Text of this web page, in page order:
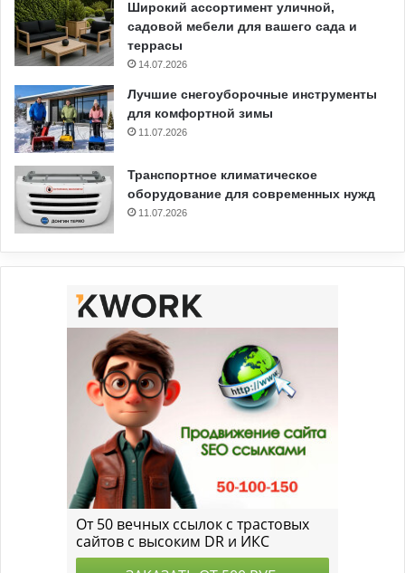
Широкий ассортимент уличной,
садовой мебели для вашего сада и
террасы
14.07.2026
Лучшие снегоуборочные инструменты
для комфортной зимы
11.07.2026
Транспортное климатическое
оборудование для современных нужд
11.07.2026